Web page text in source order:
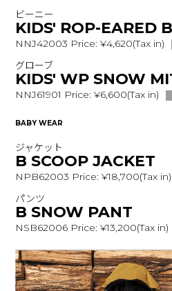
ビーニー
KIDS' ROP-EARED
NNJ42003 Price: ¥4,620(Tax in)
グローブ
KIDS' WP SNOW
NNJ61901 Price: ¥6,600(Tax in)
BABY WEAR
ジャケット
B SCOOP JACKET
NPB62003 Price: ¥18,700(Tax in)
パンツ
B SNOW PANT
NSB62006 Price: ¥13,200(Tax in)